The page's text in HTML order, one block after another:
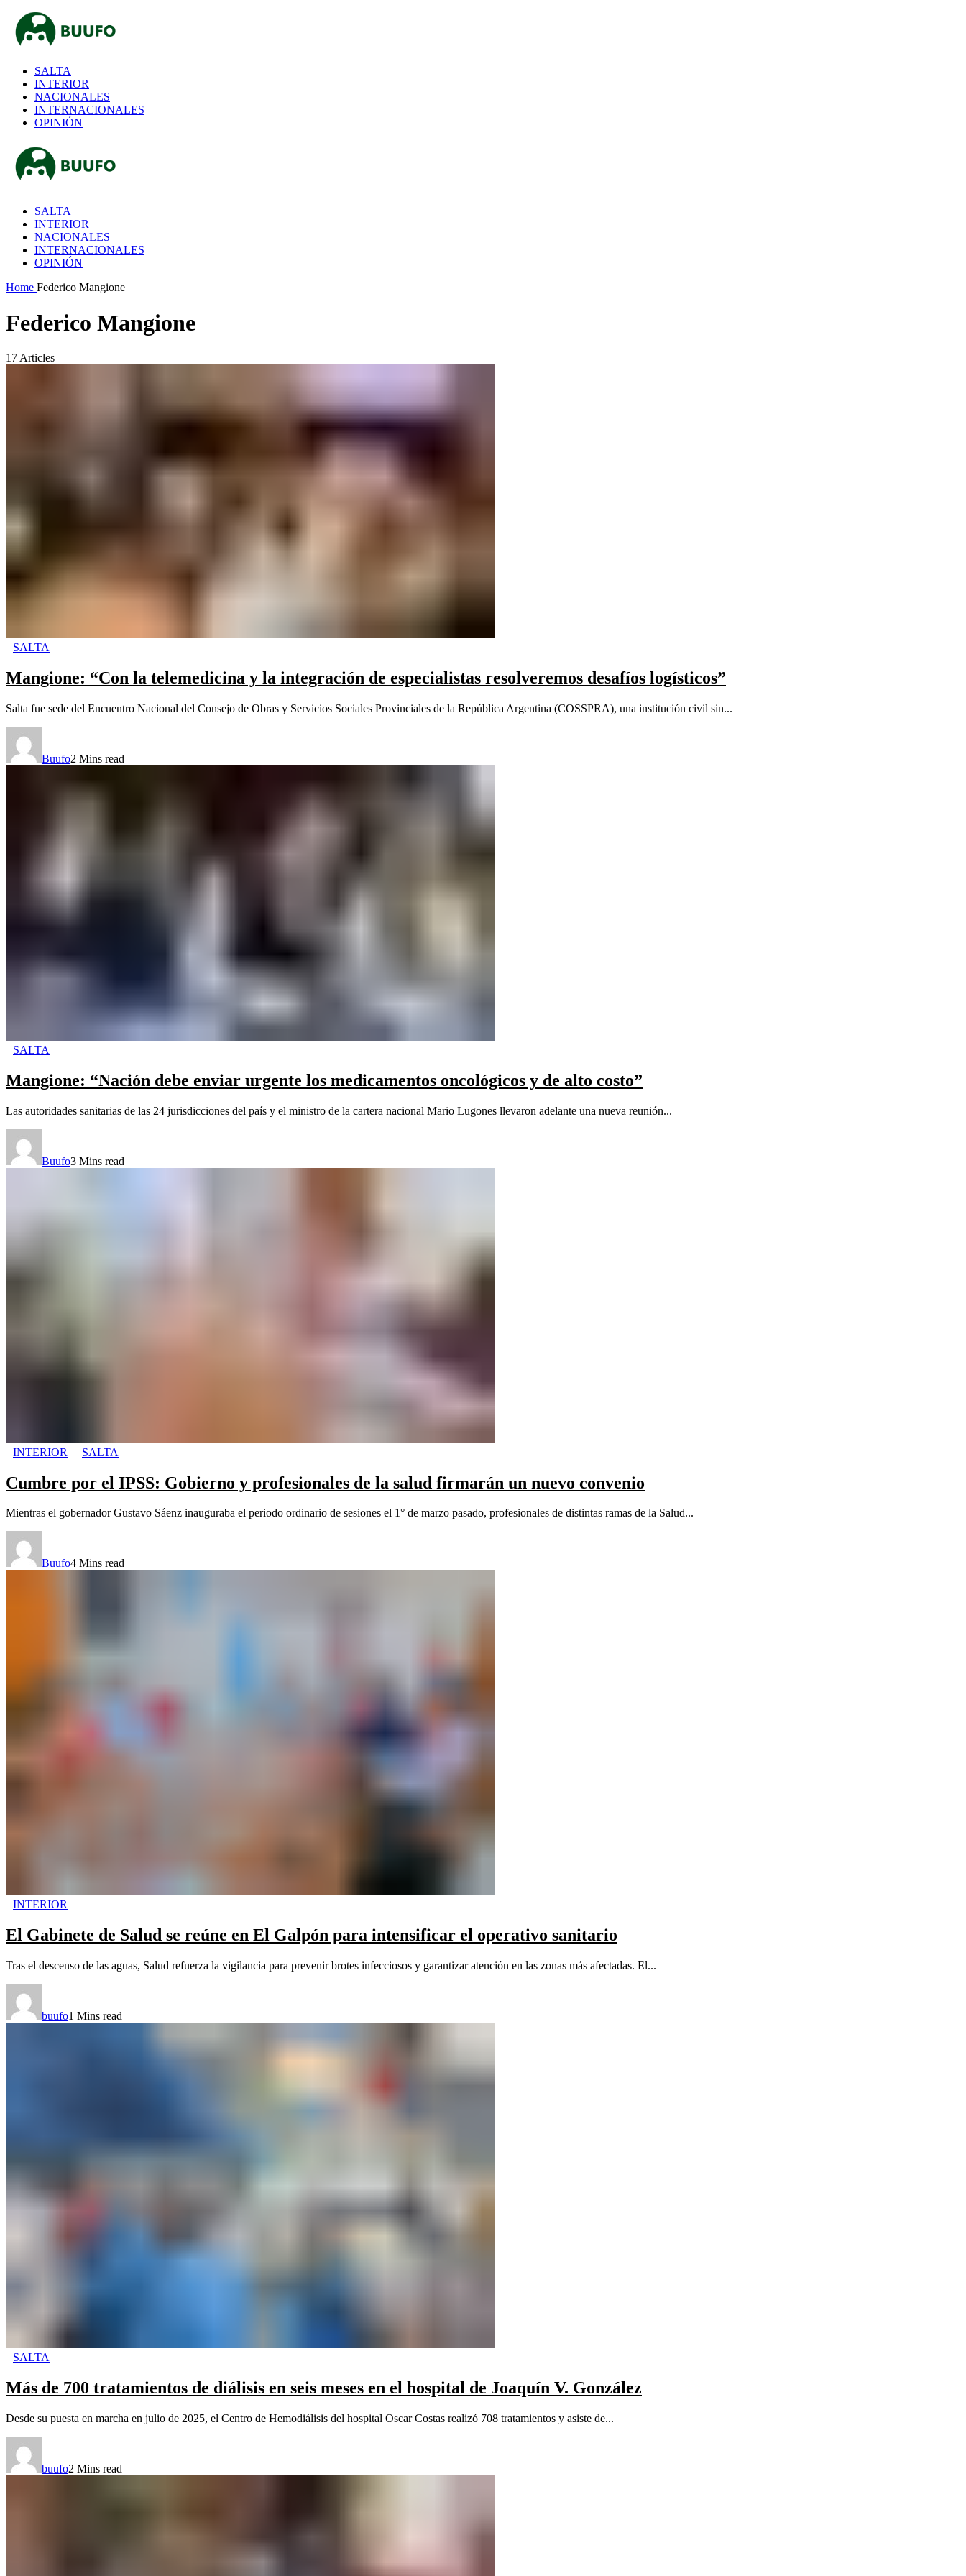
SALTA
INTERIOR
NACIONALES
INTERNACIONALES
OPINIÓN
SALTA
INTERIOR
NACIONALES
INTERNACIONALES
OPINIÓN
Home Federico Mangione
Federico Mangione
17 Articles
SALTA
Mangione: “Con la telemedicina y la integración de especialistas resolveremos desafíos logísticos”
Salta fue sede del Encuentro Nacional del Consejo de Obras y Servicios Sociales Provinciales de la República Argentina (COSSPRA), una institución civil sin...
Buufo2 Mins read
SALTA
Mangione: “Nación debe enviar urgente los medicamentos oncológicos y de alto costo”
Las autoridades sanitarias de las 24 jurisdicciones del país y el ministro de la cartera nacional Mario Lugones llevaron adelante una nueva reunión...
Buufo3 Mins read
INTERIOR SALTA
Cumbre por el IPSS: Gobierno y profesionales de la salud firmarán un nuevo convenio
Mientras el gobernador Gustavo Sáenz inauguraba el periodo ordinario de sesiones el 1° de marzo pasado, profesionales de distintas ramas de la Salud...
Buufo4 Mins read
INTERIOR
El Gabinete de Salud se reúne en El Galpón para intensificar el operativo sanitario
Tras el descenso de las aguas, Salud refuerza la vigilancia para prevenir brotes infecciosos y garantizar atención en las zonas más afectadas. El...
buufo1 Mins read
SALTA
Más de 700 tratamientos de diálisis en seis meses en el hospital de Joaquín V. González
Desde su puesta en marcha en julio de 2025, el Centro de Hemodiálisis del hospital Oscar Costas realizó 708 tratamientos y asiste de...
buufo2 Mins read